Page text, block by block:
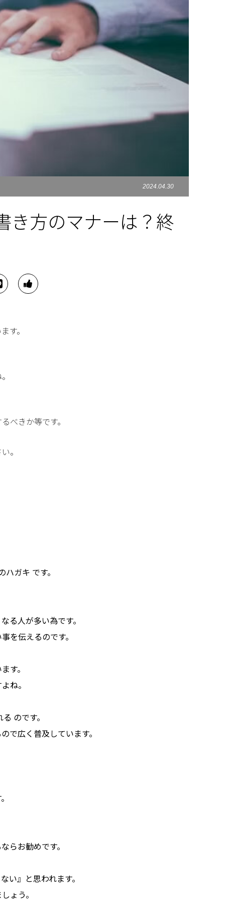
2024.04.30
き方のマナーは？終
す。
べきか等です。
。
ガキ です。
る人が多い為です。
を伝えるのです。
す。
ね。
のです。
で広く普及しています。
らお勧めです。
い』と思われます。
ょう。